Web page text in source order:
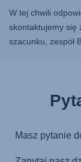
W tej chwili
skontaktujemy się
szacunku, zespół